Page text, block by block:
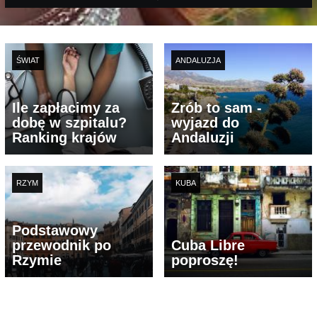
ŚWIAT
Ile zapłacimy za
dobę w szpitalu?
Ranking krajów
ANDALUZJA
Zrób to sam -
wyjazd do
Andaluzji
RZYM
Podstawowy
przewodnik po
Rzymie
KUBA
Cuba Libre
poproszę!